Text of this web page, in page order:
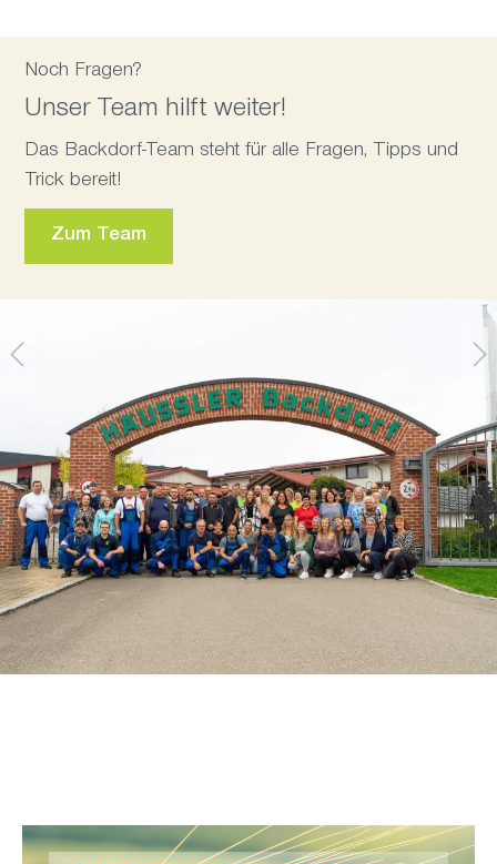
Noch Fragen?
Unser Team hilft weiter!
Das Backdorf-Team steht für alle Fragen, Tipps und
Trick bereit!
Zum Team